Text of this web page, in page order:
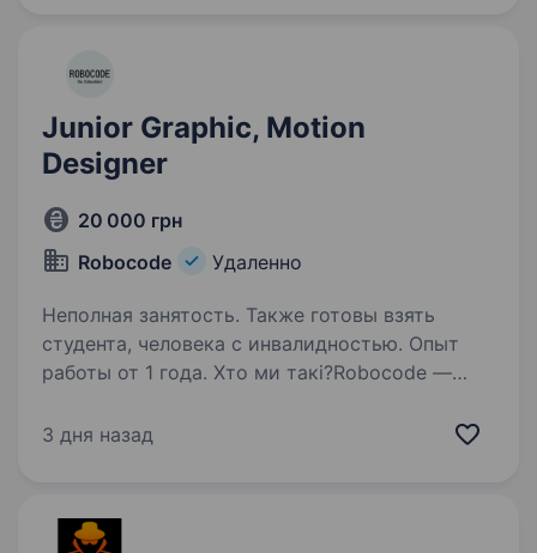
Junior Graphic, Motion
Designer
20 000 грн
Robocode
Удаленно
Неполная занятость. Также готовы взять
студента, человека с инвалидностью. Опыт
работы от 1 года. Хто ми такі?Robocode —
та програмування для дітей 6−16 років.
допомагаємо їм розвивати логіку, інженерне…
3 дня назад